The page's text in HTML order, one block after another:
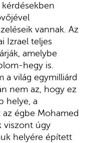
vannak. Az
Izrael teljes
amelybe
hegy is.
a világ egymilliárd
nem az, hogy ez
helye, a
égbe Mohamed
viszont úgy
helyére épített